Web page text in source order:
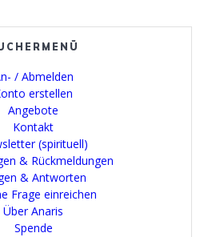
/ Abmelden
erstellen
Angebote
Kontakt
(spirituell)
& Rückmeldungen
& Antworten
Frage einreichen
Über Anaris
Spende